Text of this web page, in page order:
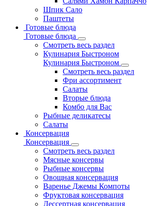
Шпик Сало
Паштеты
Готовые блюда
Готовые блюда
Смотреть весь раздел
Кулинария Быстроном
Кулинария Быстроном
Смотреть весь раздел
Фри ассортимент
Салаты
Вторые блюда
Комбо для Вас
Рыбные деликатесы
Салаты
Консервация
Консервация
Смотреть весь раздел
Мясные консервы
Рыбные консервы
Овощная консервация
Варенье Джемы Компоты
Фруктовая консервация
Дессертная консервация